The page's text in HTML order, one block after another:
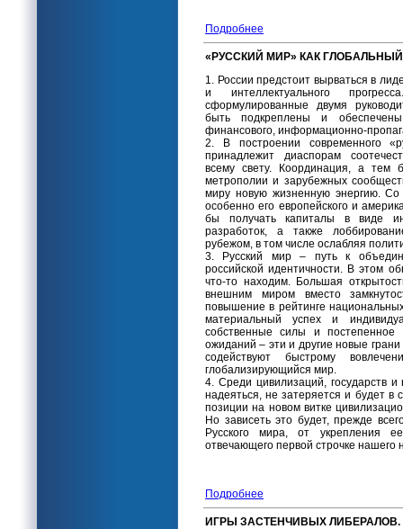
Подробнее
«РУССКИЙ МИР» КАК
1. России предстоит вырваться в
и интеллектуального
сформулированные двумя
быть подкреплены и обеспечены
финансового, информационно-
2. В построении современного
принадлежит диаспорам
всему свету. Координация, а тем
метрополии и зарубежных
миру новую жизненную энергию. Со
особенно его европейского и
бы получать капиталы в виде
разработок, а также
рубежом, в том числе ослабляя
3. Русский мир – путь к
российской идентичности. В этом
что-то находим. Большая
внешним миром вместо
повышение в рейтинге
материальный успех и
собственные силы и постепенное
ожиданий – эти и другие новые
содействуют быстрому
глобализирующийся мир.
4. Среди цивилизаций, государств и
надеяться, не затеряется и будет в
позиции на новом витке
Но зависеть это будет, прежде
Русского мира, от укрепления
отвечающего первой строчке нашего
Подробнее
ИГРЫ ЗАСТЕНЧИВЫХ ЛИБЕРАЛОВ.